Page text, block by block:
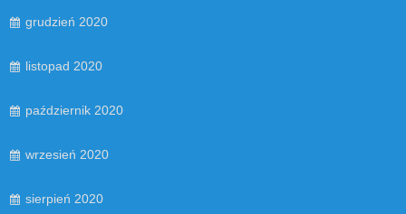
grudzień 2020
listopad 2020
październik 2020
wrzesień 2020
sierpień 2020